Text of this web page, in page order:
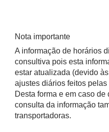
Nota importante
A informação de horários
consultiva pois esta
estar atualizada (devido
ajustes diários feitos
Desta forma e em caso
consulta da informação
transportadoras.